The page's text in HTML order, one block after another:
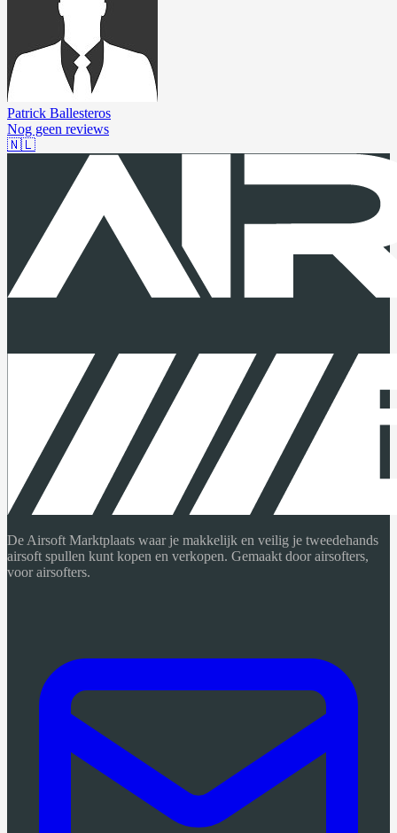
Patrick Ballesteros
Nog geen reviews
🇳🇱
De Airsoft Marktplaats waar je makkelijk en veilig je tweedehands
airsoft spullen kunt kopen en verkopen. Gemaakt door airsofters,
voor airsofters.